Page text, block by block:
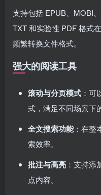
支持包括 EPUB、MOBI
TXT 和实验性 PDF 格式
频繁转换文件格式。
强大的阅读工具
滚动与分页模式 ：
式，满足不同场景下
全文搜索功能：在整
索效率。
批注与高亮 ：支持
点内容。